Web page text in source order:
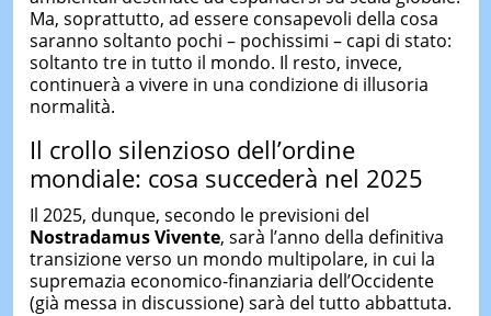
Ma, soprattutto, ad essere consapevoli della cosa
saranno soltanto pochi – pochissimi – capi di stato:
soltanto tre in tutto il mondo. Il resto, invece,
continuerà a vivere in una condizione di illusoria
normalità.
Il crollo silenzioso dell’ordine
mondiale: cosa succederà nel 2025
Il 2025, dunque, secondo le previsioni del
Nostradamus Vivente, sarà l’anno della definitiva
transizione verso un mondo multipolare, in cui la
supremazia economico-finanziaria dell’Occidente
(già messa in discussione) sarà del tutto abbattuta.